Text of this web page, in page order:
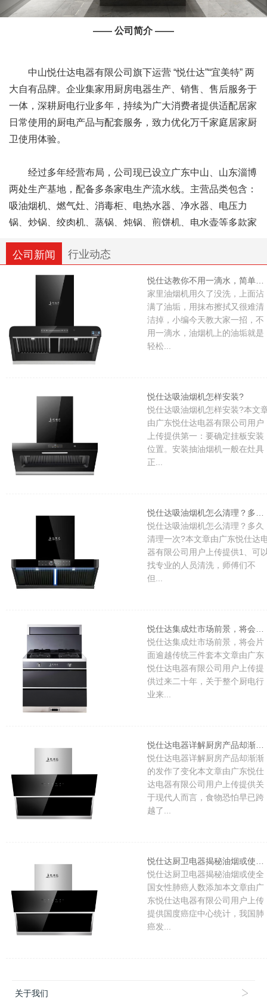
—— 公司简介 ——
中山悦仕达电器有限公司旗下运营 “悦仕达”“宜美特” 两
大自有品牌。企业集家用厨房电器生产、销售、售后服务于
一体，深耕厨电行业多年，持续为广大消费者提供适配居家
日常使用的厨电产品与配套服务，致力优化万千家庭居家厨
卫使用体验。
经过多年经营布局，公司现已设立广东中山、山东淄博
两处生产基地，配备多条家电生产流水线。主营品类包含：
吸油烟机、燃气灶、消毒柜、电热水器、净水器、电压力
锅、炒锅、绞肉机、蒸锅、炖锅、煎饼机、电水壶等多款家
对应的合规资质认证。公司组建专职技术工艺班组与市场运
营团队，各岗位相互配合协作，企业整体经营规模逐年平稳
悦仕达电器依托成熟制作工艺打磨产品，持续完善产品
品类与细节，始终以用户满意作为服务导向，希望借助实用
的厨卫好物，让国内家庭的烹饪日常更加便捷、健康、舒
公司新闻 行业动态
家里油烟机用久了没洗，上面沾
满了油垢，用抹布擦拭又很难清
洁掉，小编今天教大家一招，不
用一滴水，油烟机上的油垢就是
轻松...
悦仕达吸油烟机怎样安装?
悦仕达吸油烟机怎样安装?本文
由广东悦仕达电器有限公司用户
上传提供第一：要确定挂板安装
位置。安装抽油烟机一般在灶具
正...
悦仕达吸油烟机怎么清理？多久
清理一次?本文章由广东悦仕达
器有限公司用户上传提供1、可
找专业的人员清洗，师傅们不
但...
悦仕达集成灶市场前景，将会片
面逾越传统三件套本文章由广东
悦仕达电器有限公司用户上传提
供过来二十年，关于整个厨电行
业来...
悦仕达电器详解厨房产品却渐渐
的发作了变化本文章由广东悦仕
达电器有限公司用户上传提供关
于现代人而言，食物恐怕早已跨
越了...
悦仕达厨卫电器揭秘油烟或使全
国女性肺癌人数添加本文章由广
东悦仕达电器有限公司用户上传
提供国度癌症中心统计，我国肺
癌发...
关于我们